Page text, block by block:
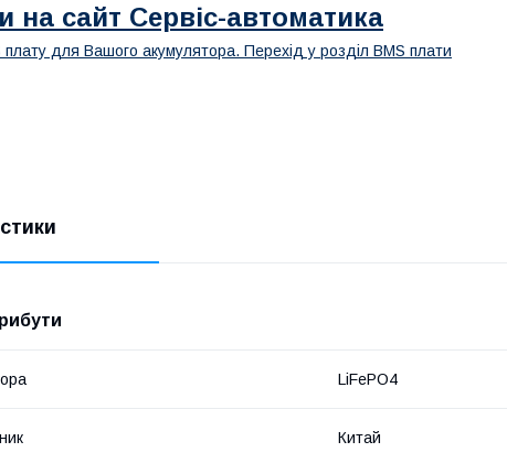
на сайт Сервіс-автоматика
для Вашого акумулятора. Перехід у розділ BMS плати
LiFePO4
Китай